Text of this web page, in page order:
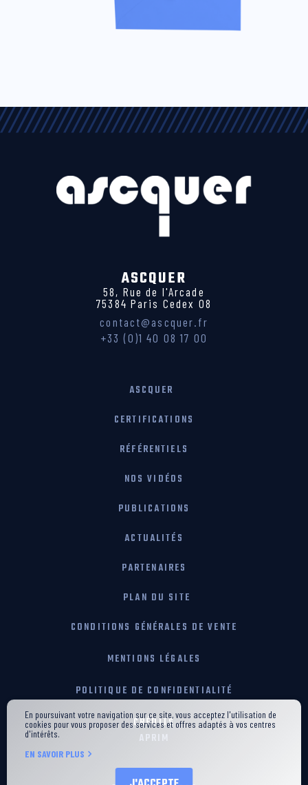
ASCQUER
58, Rue de l'Arcade
75384 Paris Cedex 08
contact@ascquer.fr
+33 (0)1 40 08 17 00
ASCQUER
CERTIFICATIONS
RÉFÉRENTIELS
NOS VIDÉOS
PUBLICATIONS
ACTUALITÉS
PARTENAIRES
PLAN DU SITE
CONDITIONS GÉNÉRALES DE VENTE
MENTIONS LÉGALES
POLITIQUE DE CONFIDENTIALITÉ
CRÉDITS
APRIM
En poursuivant votre navigation sur ce site, vous acceptez l'utilisation de
cookies pour vous proposer des services et offres adaptés à vos centres
d'intérêts.
EN SAVOIR PLUS